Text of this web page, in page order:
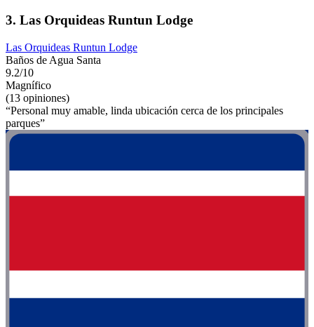
3. Las Orquideas Runtun Lodge
Las Orquideas Runtun Lodge
Baños de Agua Santa
9.2/10
Magnífico
(13 opiniones)
“Personal muy amable, linda ubicación cerca de los principales
parques”